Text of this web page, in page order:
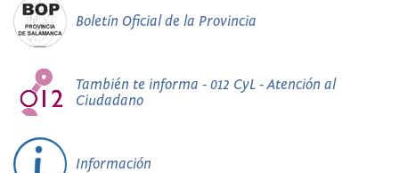
Boletín Oficial de la Provincia
También te informa - 012 CyL - Atención al
Ciudadano
Información